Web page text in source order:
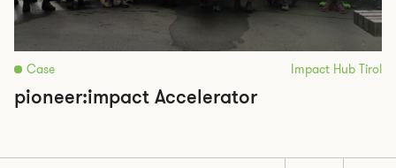
Case Impact Hub Tirol
pioneer:impact Accelerator